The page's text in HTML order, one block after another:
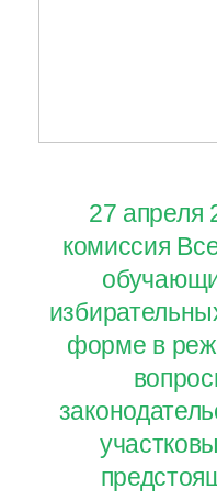
27 апреля
комиссия
форме в